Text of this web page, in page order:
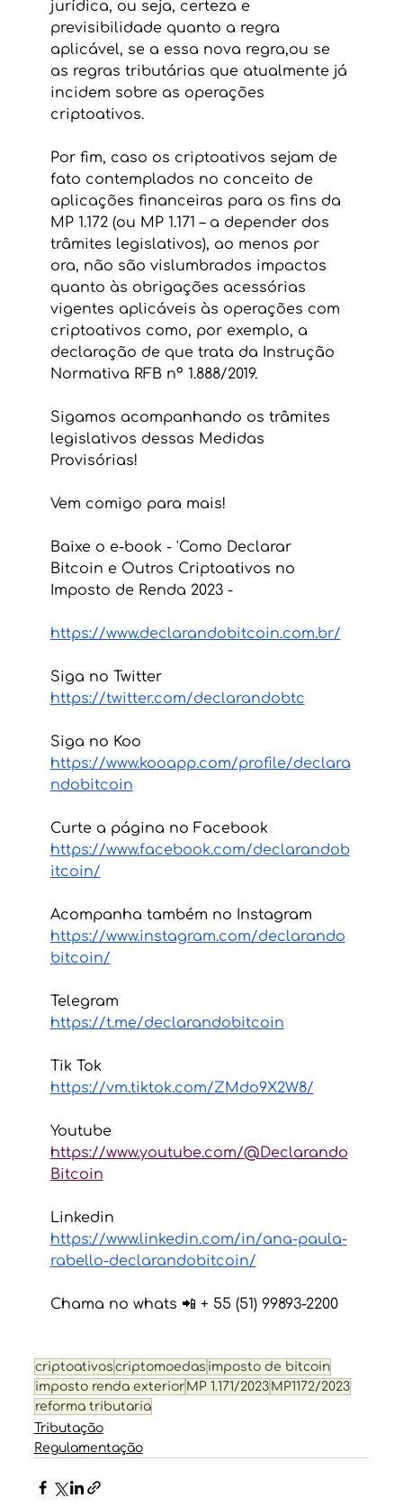
jurídica, ou seja, certeza e
previsibilidade quanto a regra
aplicável, se a essa nova regra,ou se
as regras tributárias que atualmente já
incidem sobre as operações
criptoativos.
Por fim, caso os criptoativos sejam de
fato contemplados no conceito de
aplicações financeiras para os fins da
MP 1.172 (ou MP 1.171 – a depender dos
trâmites legislativos), ao menos por
ora, não são vislumbrados impactos
quanto às obrigações acessórias
vigentes aplicáveis às operações com
criptoativos como, por exemplo, a
declaração de que trata da Instrução
Normativa RFB nº 1.888/2019.
Sigamos acompanhando os trâmites
legislativos dessas Medidas
Provisórias!
Vem comigo para mais!
Baixe o e-book - 'Como Declarar
Bitcoin e Outros Criptoativos no
Imposto de Renda 2023 -
https://www.declarandobitcoin.com.br/
Siga no Twitter
https://twitter.com/declarandobtc
Siga no Koo
https://www.kooapp.com/profile/declara
ndobitcoin
Curte a página no Facebook
https://www.facebook.com/declarandob
itcoin/
Acompanha também no Instagram
https://www.instagram.com/declarando
bitcoin/
Telegram
https://t.me/declarandobitcoin
Tik Tok
https://vm.tiktok.com/ZMdo9X2W8/
Youtube
https://www.youtube.com/@Declarando
Bitcoin
Linkedin
https://www.linkedin.com/in/ana-paula-
rabello-declarandobitcoin/
Chama no whats 📲 + 55 (51) 99893-2200
criptoativos criptomoedas imposto de bitcoin
imposto renda exterior MP 1.171/2023 MP1172/2023
reforma tributaria
Tributação
Regulamentação